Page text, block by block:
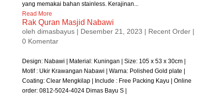
yang memakai bahan stainless. Kerajinan...
Read More
Rak Quran Masjid Nabawi
oleh dimasbayus| Desember 21, 2023 | Recent Order|
0 Komentar
Design: Nabawi | Material: Kuningan | Size: 105 x 53 x 30cm |
Motif : Ukir Krawangan Nabawi | Warna: Polished Gold plate |
Coating: Clear Mengkilap | Include : Free Packing Kayu | Online
order: 0812-5024-4024 Dimas Bayu S |